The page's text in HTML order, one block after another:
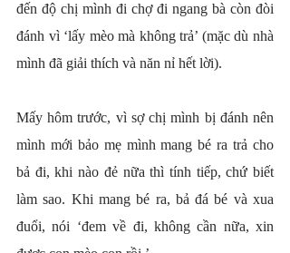
đến độ chị mình đi chợ đi ngang bà còn đòi
đánh vì ‘lấy mèo mà không trả’ (mặc dù nhà
mình đã giải thích và năn nỉ hết lời).
Mấy hôm trước, vì sợ chị mình bị đánh nên
mình mới bảo mẹ mình mang bé ra trả cho
bả đi, khi nào đẻ nữa thì tính tiếp, chứ biết
làm sao. Khi mang bé ra, bả đá bé và xua
đuổi, nói ‘đem về đi, không cần nữa, xin